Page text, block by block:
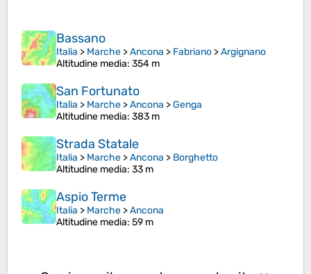
Bassano
Italia > Marche >Ancona > Fabriano >Argignano
Altitudine media: 354 m
San Fortunato
Italia > Marche >Ancona >Genga
Altitudine media: 383 m
Strada Statale
Italia > Marche >Ancona > Borghetto
Altitudine media: 33 m
Aspio Terme
Italia > Marche >Ancona
Altitudine media: 59 m